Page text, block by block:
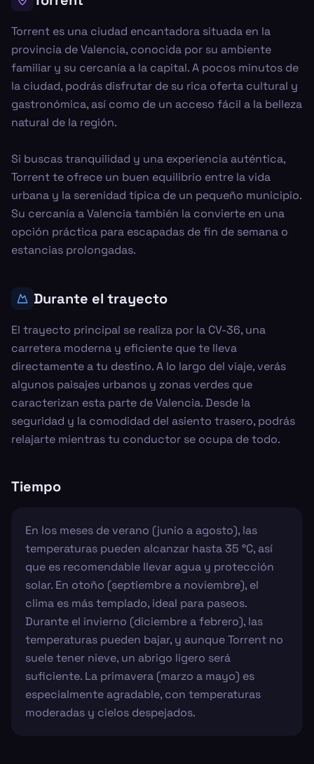
Torrent es una ciudad encantadora situada en la
provincia de Valencia, conocida por su ambiente
familiar y su cercanía a la capital. A pocos minutos de
la ciudad, podrás disfrutar de su rica oferta cultural y
gastronómica, así como de un acceso fácil a la belleza
natural de la región.
Si buscas tranquilidad y una experiencia auténtica,
Torrent te ofrece un buen equilibrio entre la vida
urbana y la serenidad típica de un pequeño municipio.
Su cercanía a Valencia también la convierte en una
opción práctica para escapadas de fin de semana o
estancias prolongadas.
Durante el trayecto
El trayecto principal se realiza por la CV-36, una
carretera moderna y eficiente que te lleva
directamente a tu destino. A lo largo del viaje, verás
algunos paisajes urbanos y zonas verdes que
caracterizan esta parte de Valencia. Desde la
seguridad y la comodidad del asiento trasero, podrás
relajarte mientras tu conductor se ocupa de todo.
Tiempo
En los meses de verano (junio a agosto), las
temperaturas pueden alcanzar hasta 35 °C, así
que es recomendable llevar agua y protección
solar. En otoño (septiembre a noviembre), el
clima es más templado, ideal para paseos.
Durante el invierno (diciembre a febrero), las
temperaturas pueden bajar, y aunque Torrent no
suele tener nieve, un abrigo ligero será
suficiente. La primavera (marzo a mayo) es
especialmente agradable, con temperaturas
moderadas y cielos despejados.